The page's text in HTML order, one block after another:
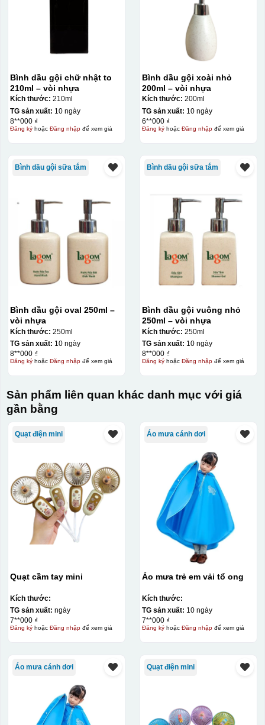
Bình dầu gội chữ nhật to
210ml – vòi nhựa
Kích thước: 210ml
TG sản xuất: 10 ngày
8**000 ₫
Đăng kýhoặc Đăng nhậpđể xem giá
Bình dầu gội xoài nhỏ
200ml – vòi nhựa
Kích thước: 200ml
TG sản xuất: 10 ngày
6**000 ₫
Đăng kýhoặc Đăng nhậpđể xem giá
Bình dầu gội sữa tắm
Bình dầu gội oval 250ml –
vòi nhựa
Kích thước: 250ml
TG sản xuất: 10 ngày
8**000 ₫
Đăng kýhoặc Đăng nhậpđể xem giá
Bình dầu gội sữa tắm
Bình dầu gội vuông nhỏ
250ml – vòi nhựa
Kích thước: 250ml
TG sản xuất: 10 ngày
8**000 ₫
Đăng kýhoặc Đăng nhậpđể xem giá
Sản phẩm liên quan khác danh mục với giá
gần bằng
Quạt điện mini
Quạt cầm tay mini
Kích thước:
TG sản xuất: ngày
7**000 ₫
Đăng kýhoặc Đăng nhậpđể xem giá
Áo mưa cánh dơi
Áo mưa trẻ em vải tổ ong
Kích thước:
TG sản xuất: 10 ngày
7**000 ₫
Đăng kýhoặc Đăng nhậpđể xem giá
Áo mưa cánh dơi Quạt điện mini